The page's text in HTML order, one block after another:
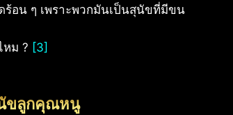
อน ๆ เพราะพวกมันเป็นสุนัขที่มีขน
หม ? [3]
ขลูกคุณหนู